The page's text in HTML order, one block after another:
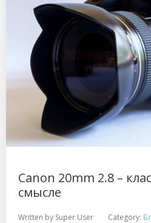
Canon 20mm 2.8 –
смысле
Written by Super User Category: